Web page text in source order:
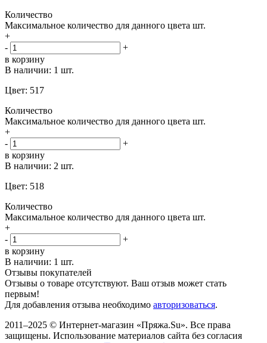
Количество
Максимальное количество для данного цвета шт.
+
-
+
в корзину
В наличии: 1 шт.
Цвет: 517
Количество
Максимальное количество для данного цвета шт.
+
-
+
в корзину
В наличии: 2 шт.
Цвет: 518
Количество
Максимальное количество для данного цвета шт.
+
-
+
в корзину
В наличии: 1 шт.
Отзывы покупателей
Отзывы о товаре отсутствуют. Ваш отзыв может стать
первым!
Для добавления отзыва необходимо авторизоваться.
2011–2025 © Интернет-магазин «Пряжа.Su». Все права
защищены. Использование материалов сайта без согласия